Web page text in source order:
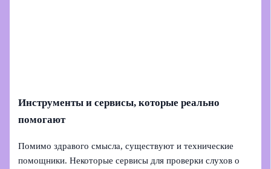
Инструменты и сервисы, которые реально
помогают
Помимо здравого смысла, существуют и технические
помощники. Некоторые сервисы для проверки слухов о